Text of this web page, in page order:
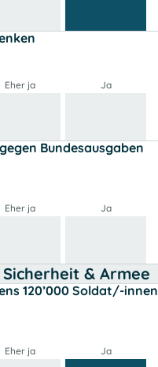
Eher ja Ja
Bundesausgaben
Eher ja Ja
Sicherheit & Armee
120’000 Soldat/-innen
Eher ja Ja